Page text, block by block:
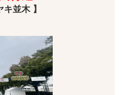
並木 】